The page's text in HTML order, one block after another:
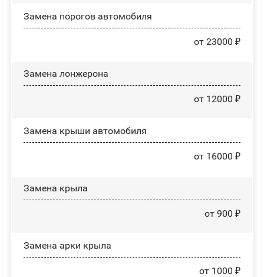
Замена порогов автомобиля
от 23000 ₽
Замена лонжерона
от 12000 ₽
Замена крыши автомобиля
от 16000 ₽
Замена крыла
от 900 ₽
Замена арки крыла
от 1000 ₽